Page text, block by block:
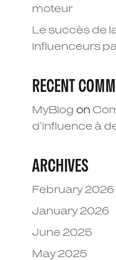
moteur
Le succès de
influenceurs
RECENT
MyBlog on
d’influence à
ARCHIVES
February 2026
January 2026
June 2025
May 2025